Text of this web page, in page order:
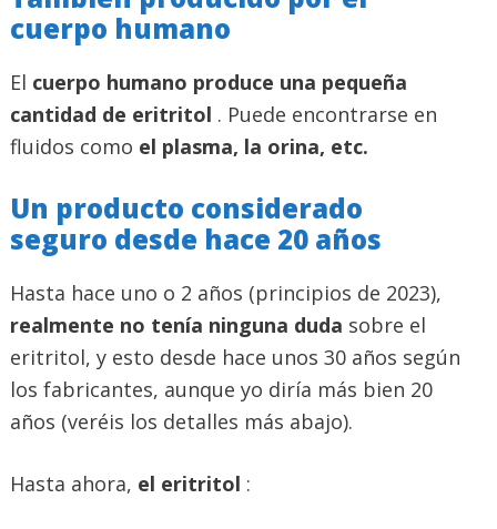
cuerpo humano
El cuerpo humano produce una pequeña
cantidad de eritritol . Puede encontrarse en
fluidos como el plasma, la orina, etc.
Un producto considerado
seguro desde hace 20 años
Hasta hace uno o 2 años (principios de 2023),
realmente no tenía ninguna duda sobre el
eritritol, y esto desde hace unos 30 años según
los fabricantes, aunque yo diría más bien 20
años (veréis los detalles más abajo).
Hasta ahora, el eritritol :